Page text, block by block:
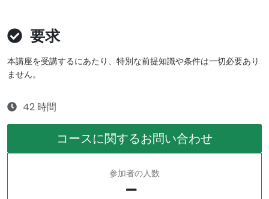
要求
本講座を受講するにあたり、特別な前提知識や条件は一切必要あり
ません。
42 時間
コースに関するお問い合わせ
参加者の人数